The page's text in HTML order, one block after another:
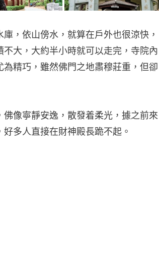
，依山傍水，就算在戶外也很涼快，
大，大約半小時就可以走完，寺院內
精巧，雖然佛門之地肅穆莊重，但卻
像寧靜安逸，散發着柔光，據之前來
多人直接在財神殿長跪不起。